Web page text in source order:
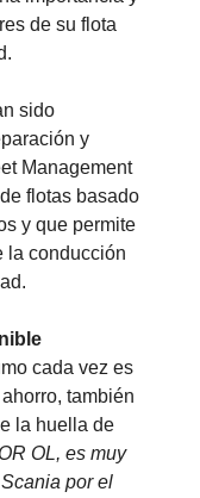
de su flota
sido
y
Management
flotas basado
y que permite
la conducción
cada vez es
también
la huella de
OL, es muy
por el